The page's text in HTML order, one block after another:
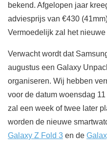
bekend. Afgelopen jaar
adviesprijs van €430
Vermoedelijk zal het
Verwacht wordt dat
augustus een Galaxy
organiseren. Wij hebben
voor de datum woensdag
zal een week of twee later
worden de nieuwe
Galaxy Z Fold 3 en de